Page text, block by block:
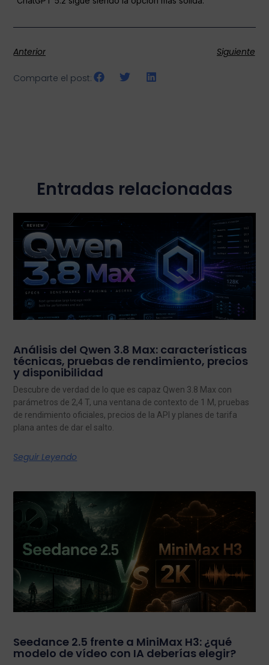
Anterior Siguiente
Comparte el post:
Entradas relacionadas
Análisis del Qwen 3.8 Max: características
técnicas, pruebas de rendimiento, precios
y disponibilidad
Descubre de verdad de lo que es capaz Qwen 3.8 Max con
parámetros de 2,4 T, una ventana de contexto de 1 M, pruebas
de rendimiento oficiales, precios de la API y planes de tarifa
plana antes de dar el salto.
Seguir Leyendo
Seedance 2.5 frente a MiniMax H3: ¿qué
modelo de vídeo con IA deberías elegir?